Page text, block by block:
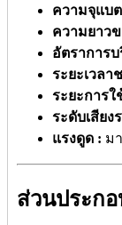
ความจุแบต
ความยาว
อัตราการ
ระยะเวลา
ระยะการ
ระดับเสียง
แรงดูด : ม
ส่วนประกอ